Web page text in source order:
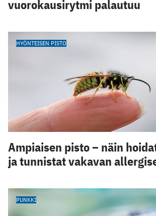
vuorokausirytmi palautuu
HYÖNTEISEN PISTO
Ampiaisen pisto – näin
ja tunnistat vakavan
PUNKKI